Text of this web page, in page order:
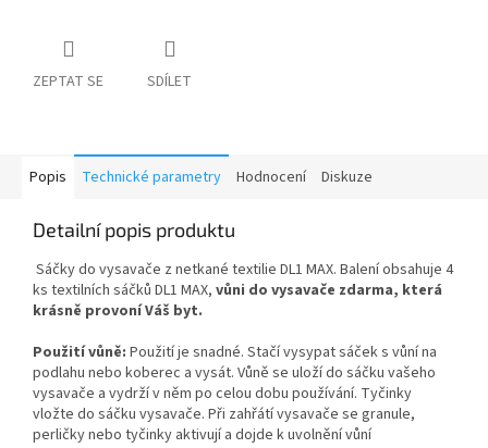
ZEPTAT SE SDÍLET
Popis Technické parametry Hodnocení Diskuze
Detailní popis produktu
Sáčky do vysavače z netkané textilie DL1 MAX. Balení obsahuje 4
ks textilních sáčků DL1 MAX, vůni do vysavače zdarma, která
krásně provoní Váš byt.
Použití vůně: Použití je snadné. Stačí vysypat sáček s vůní na
podlahu nebo koberec a vysát. Vůně se uloží do sáčku vašeho
vysavače a vydrží v něm po celou dobu používání. Tyčinky
vložte do sáčku vysavače. Při zahřátí vysavače se granule,
perličky nebo tyčinky aktivují a dojde k uvolnění vůní